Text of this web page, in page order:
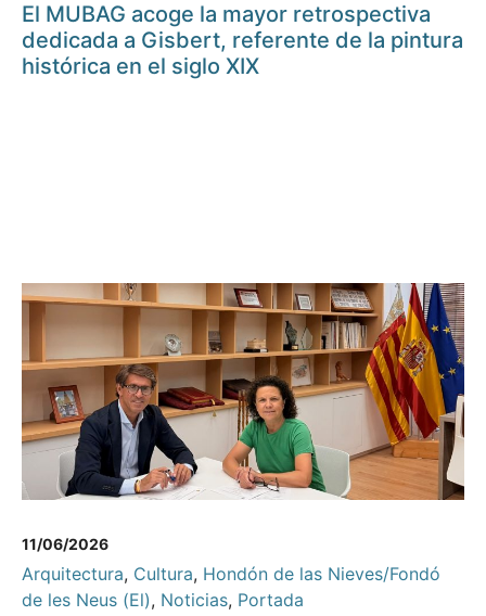
El MUBAG acoge la mayor retrospectiva
dedicada a Gisbert, referente de la pintura
histórica en el siglo XIX
11/06/2026
Arquitectura, Cultura, Hondón de las Nieves/Fondó
de les Neus (El), Noticias, Portada